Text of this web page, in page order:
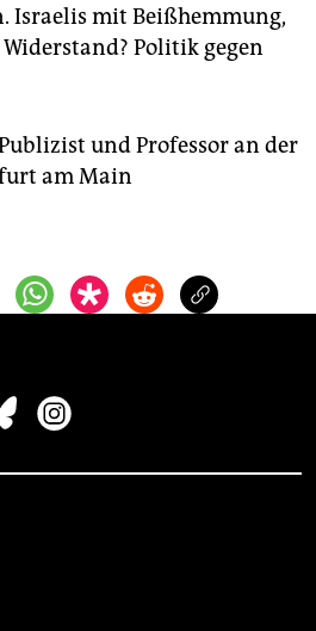
Israelis mit Beißhemmung,
Politik gegen
und Professor an der
am Main